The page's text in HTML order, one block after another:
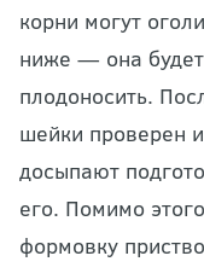
корни могут
ниже — она будет
плодоносить.
шейки проверен
досыпают
его. Помимо
формовку